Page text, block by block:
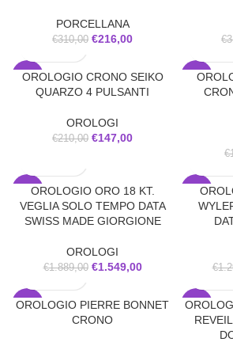
PORCELLANA
€310,00 €216,00 €
-30%
OROLOGIO CRONO SEIKO
QUARZO 4 PULSANTI
OROLOGI
€210,00 €147,00
-30%
€
-18%OROLOGIO ORO 18 KT.
VEGLIA SOLO TEMPO DATA
SWISS MADE GIORGIONE
OROLOGI
€1.889,00 €1.549,00
-19%
€
-33%
OROLOGIO PIERRE BONNET
CRONO
-30%